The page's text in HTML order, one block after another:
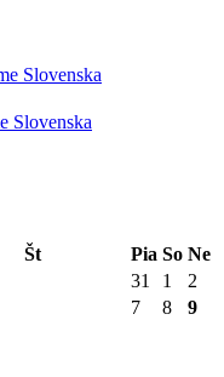
Slovenska
Št Pia So Ne
31 1
2
7 8
9